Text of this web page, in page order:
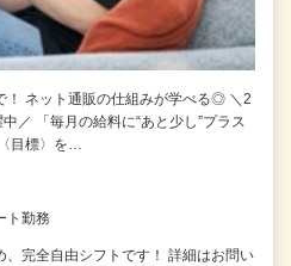
！ ネット通販の仕組みが学べる◎ ＼2
／ 「毎月の給料に“あと少し”プラス
目標〉を…
勤務
、完全自由シフトです！ 詳細はお問い